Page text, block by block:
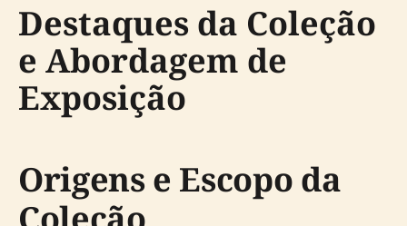
Destaques da Coleção
e Abordagem de
Exposição
Origens e Escopo da